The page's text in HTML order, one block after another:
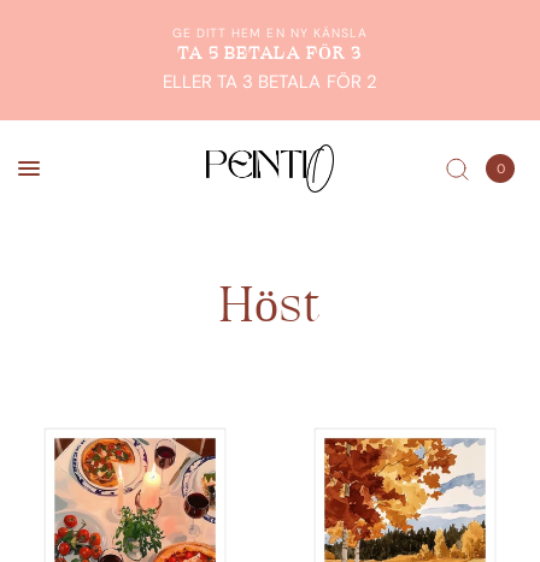
GE DITT HEM EN NY KÄNSLA
TA 5 BETALA FÖR 3
ELLER TA 3 BETALA FÖR 2
0
Höst